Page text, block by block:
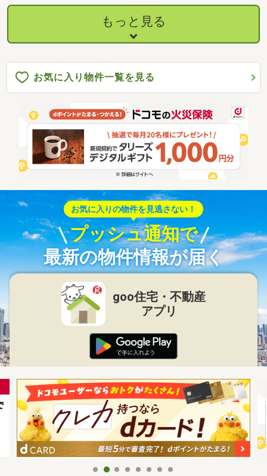
②【提案力】▼住宅ローン提携金融機関が多数▼後悔
しないためのライフプランシミュレーション家計（生
命保険や通信費）の見直しのプロ在籍③【アフターサ
ポート】▼税金面等のアドバイス資金贈与や住宅ロー
のリフォームもお任せ！将来的な売却・賃貸等の運用
サポートも
もっと見る
お気に入り物件一覧を見る
お気に入りの物件を見逃さない！
プッシュ通知で
最新の物件情報が届く
goo住宅・不動産
アプリ